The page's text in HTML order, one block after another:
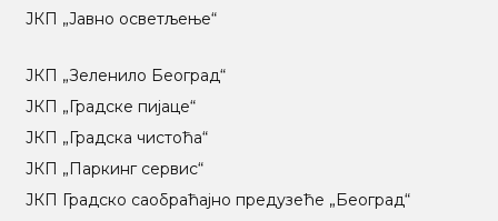
ЈКП „Јавно осветљење“
ЈКП „Зеленило Београд“
ЈКП „Градске пијаце“
ЈКП „Градска чистоћа“
ЈКП „Паркинг сервис“
ЈКП Градско саобраћајно предузеће „Београд“